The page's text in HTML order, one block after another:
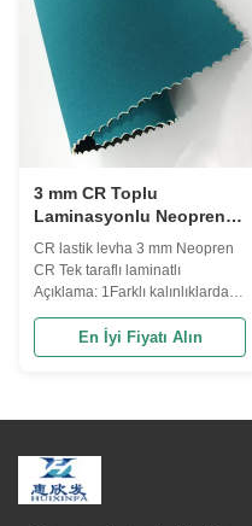
3 mm CR Toplu
Laminasyonlu Neopren
Kumaş 3-12 Derece
Sertlik
CR lastik levha 3 mm Neopren
CR Tek taraflı laminatlı
Açıklama: 1Farklı kalınlıklarda
2Kendi başımıza farklı
kumaşlarla laminat edilebilirler,
gereksinimlerine göre
için ...
En İyi Fiyatı Alın